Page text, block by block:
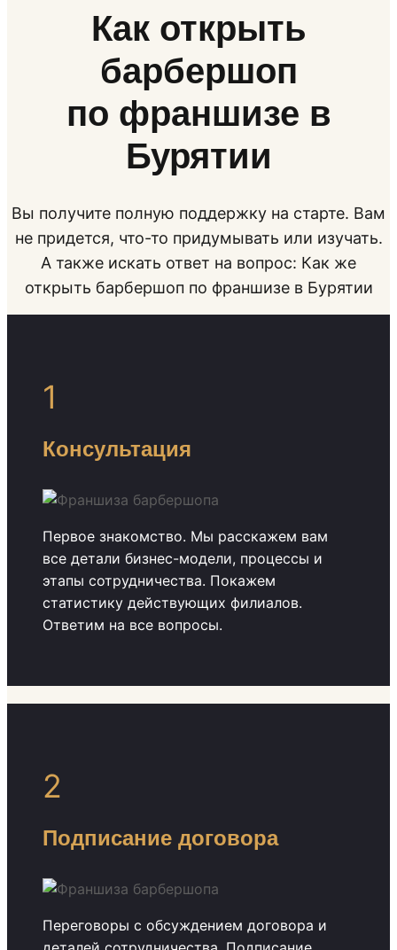
Как открыть
барбершоп
по франшизе в
Бурятии
Вы получите полную поддержку на старте. Вам
не придется, что-то придумывать или изучать.
А также искать ответ на вопрос: Как же
открыть барбершоп по франшизе в Бурятии
1
Консультация
Первое знакомство. Мы расскажем вам
все детали бизнес-модели, процессы и
этапы сотрудничества. Покажем
статистику действующих филиалов.
Ответим на все вопросы.
2
Подписание договора
Переговоры с обсуждением договора и